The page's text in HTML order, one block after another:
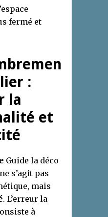
fermé et
:
la
et
Guide la déco
s’agit pas
mais
. L’erreur la
à